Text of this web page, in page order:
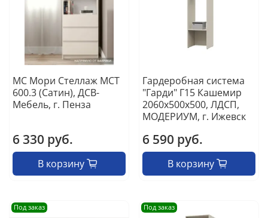
МС Мори Стеллаж МСТ
600.3 (Сатин), ДСВ-
Мебель, г. Пенза
6 330 руб.
В корзину
Гардеробная система
"Гарди" Г15 Кашемир
2060х500х500, ЛДСП,
МОДЕРИУМ, г. Ижевск
6 590 руб.
В корзину
Под заказ Под заказ